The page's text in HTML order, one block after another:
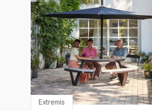
Extremis